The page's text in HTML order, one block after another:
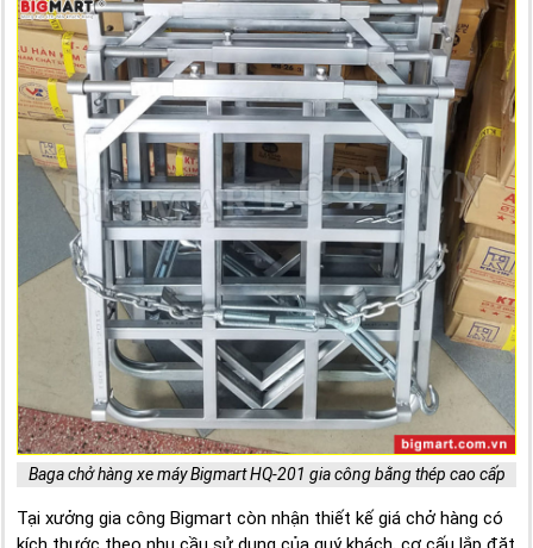
Baga chở hàng xe máy Bigmart HQ-201 gia công bằng thép cao cấp
Tại xưởng gia công Bigmart còn nhận thiết kế giá chở hàng có